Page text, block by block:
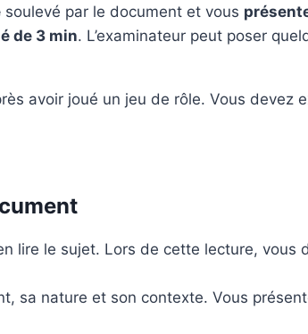
soulevé par le document et vous
de 3 min. L’examinateur peut poser
avoir joué un jeu de rôle. Vous devez
lire le sujet. Lors de cette lecture, vous
sa nature et son contexte. Vous